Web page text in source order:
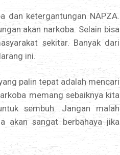
dan ketergantungan NAPZA.
akan narkoba. Selain bisa
sekitar. Banyak dari
ini.
palin tepat adalah mencari
memang sebaiknya kita
sembuh. Jangan malah
akan sangat berbahaya jika